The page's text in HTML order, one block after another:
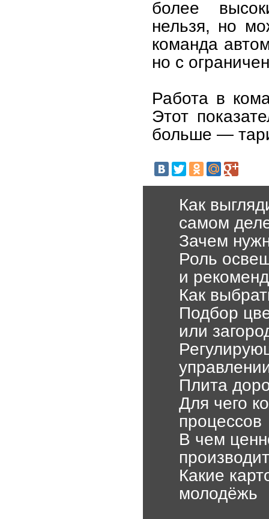
более
нельзя, но
команда
но с
Работа в
Этот
больше —
Как
самом
Зачем
Роль
и
Как
Подбор
или
Плита
Для чего
процессов
В чем
Какие
молодёжь